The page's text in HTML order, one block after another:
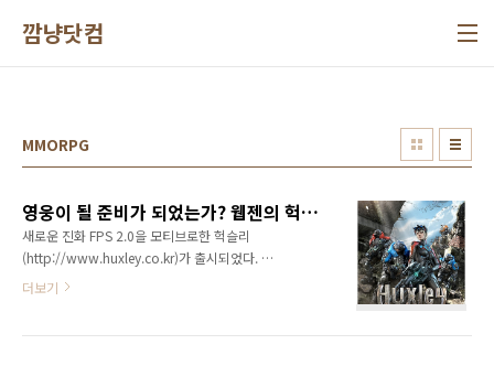
깜냥닷컴
MMORPG
영웅이 될 준비가 되었는가? 웹젠의 헉슬리!!!
새로운 진화 FPS 2.0을 모티브로한 헉슬리
(http://www.huxley.co.kr)가 출시되었다. 차
세대 FPS게임이라는 표현대신에 FPS2.0이라는
더보기